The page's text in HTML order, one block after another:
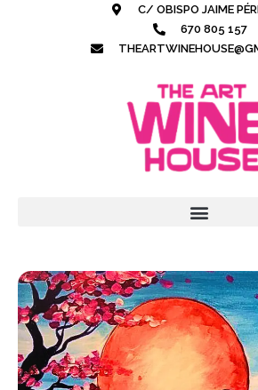
C/ OBISPO JAIME
670 805 157